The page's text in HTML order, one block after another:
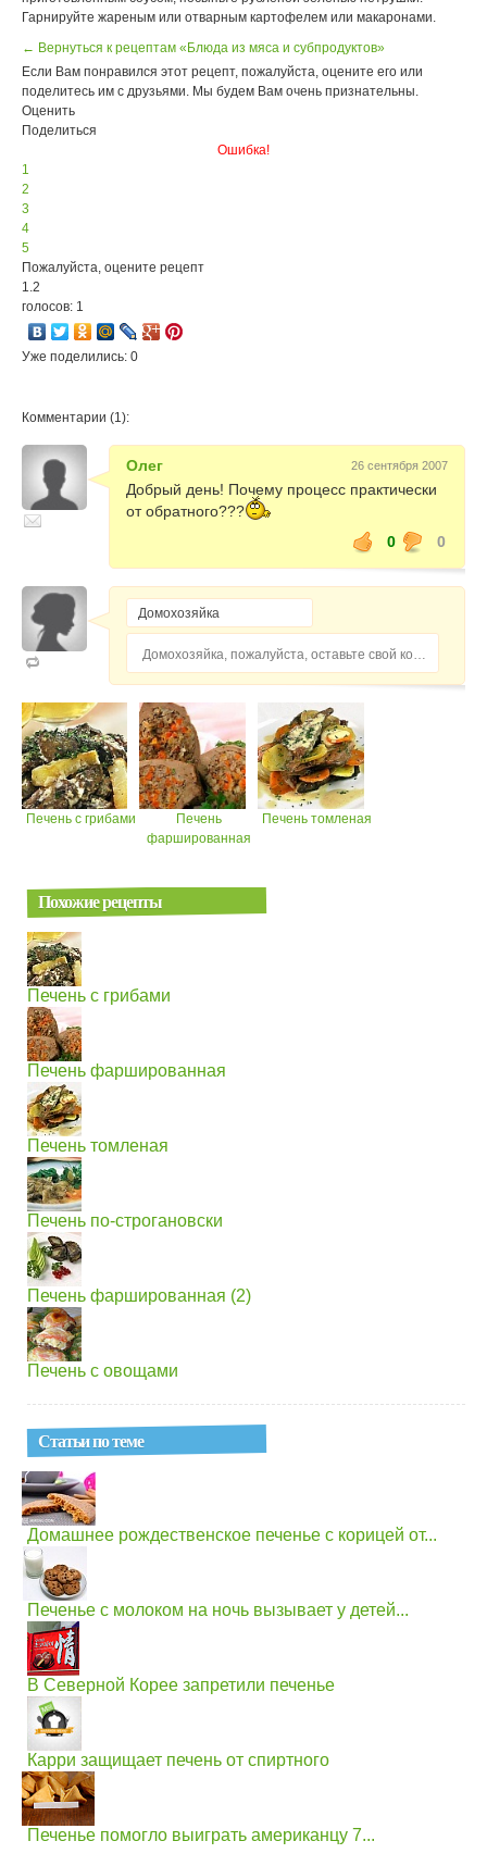
Гарнируйте жареным или отварным картофелем или макаронами.
← Вернуться к рецептам «Блюда из мяса и субпродуктов»
Если Вам понравился этот рецепт, пожалуйста, оцените его или
поделитесь им с друзьями. Мы будем Вам очень признательны.
Оценить
Поделиться
Ошибка!
1
2
3
4
5
Пожалуйста, оцените рецепт
1.2
голосов: 1
Уже поделились: 0
Комментарии (1):
Олег 26 сентября 2007
Добрый день! Почему процесс практически
от обратного???
0
0
Домохозяйка, пожалуйста, оставьте свой комментарий...
Печень с грибами
Печень
фаршированная
Печень томленая
Похожие рецепты
Печень с грибами
Печень фаршированная
Печень томленая
Печень по-строгановски
Печень фаршированная (2)
Печень с овощами
Статьи по теме
Домашнее рождественское печенье с корицей от...
Печенье с молоком на ночь вызывает у детей...
В Северной Корее запретили печенье
Карри защищает печень от спиртного
Печенье помогло выиграть американцу 7...